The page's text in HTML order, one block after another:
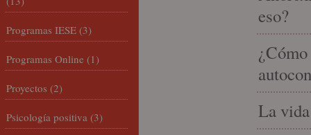
eso?
La
Programas IESE (3)
Programas Online (1)
Proyectos (2)
Psicología positiva (3)